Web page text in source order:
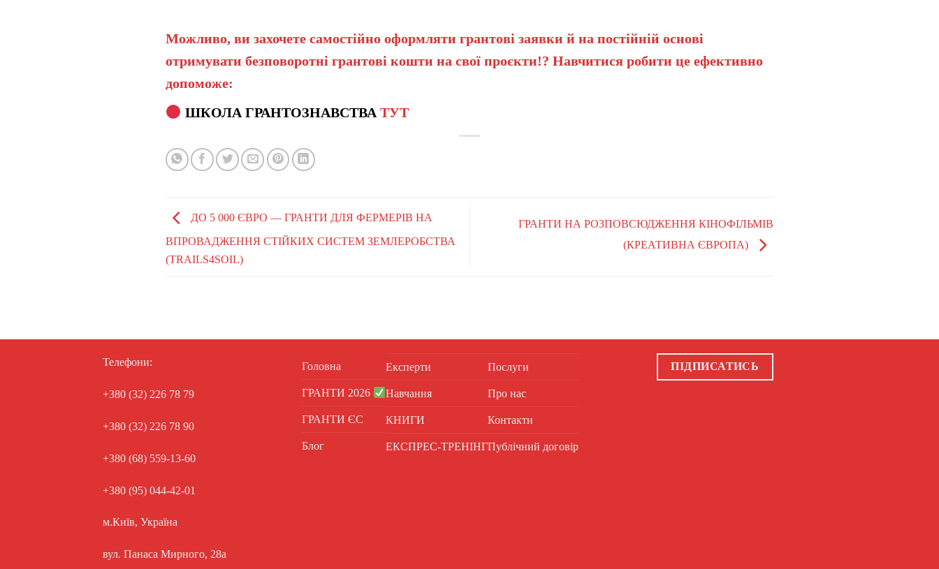
Можливо, ви захочете самостійно оформляти грантові заявки й на постійній основі
отримувати безповоротні грантові кошти на свої проєкти!? Навчитися робити це ефективно
допоможе:
ШКОЛА ГРАНТОЗНАВСТВА ТУТ
ДО 5 000 ЄВРО — ГРАНТИ ДЛЯ ФЕРМЕРІВ НА
ВПРОВАДЖЕННЯ СТІЙКИХ СИСТЕМ ЗЕМЛЕРОБСТВА
(TRAILS4SOIL)
ГРАНТИ НА РОЗПОВСЮДЖЕННЯ КІНОФІЛЬМІВ
(КРЕАТИВНА ЄВРОПА)
Телефони:
+380 (32) 226 78 79
+380 (32) 226 78 90
+380 (68) 559-13-60
+380 (95) 044-42-01
м.Київ, Україна
вул. Панаса Мирного, 28а
Головна
ГРАНТИ 2026
ГРАНТИ ЄС
Блог
Експерти
Навчання
КНИГИ
ЕКСПРЕС-ТРЕНІНГ
Послуги
Про нас
Контакти
Публічний договір
ПІДПИСАТИСЬ